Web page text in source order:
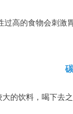
高的食物会刺激
的饮料，喝下去